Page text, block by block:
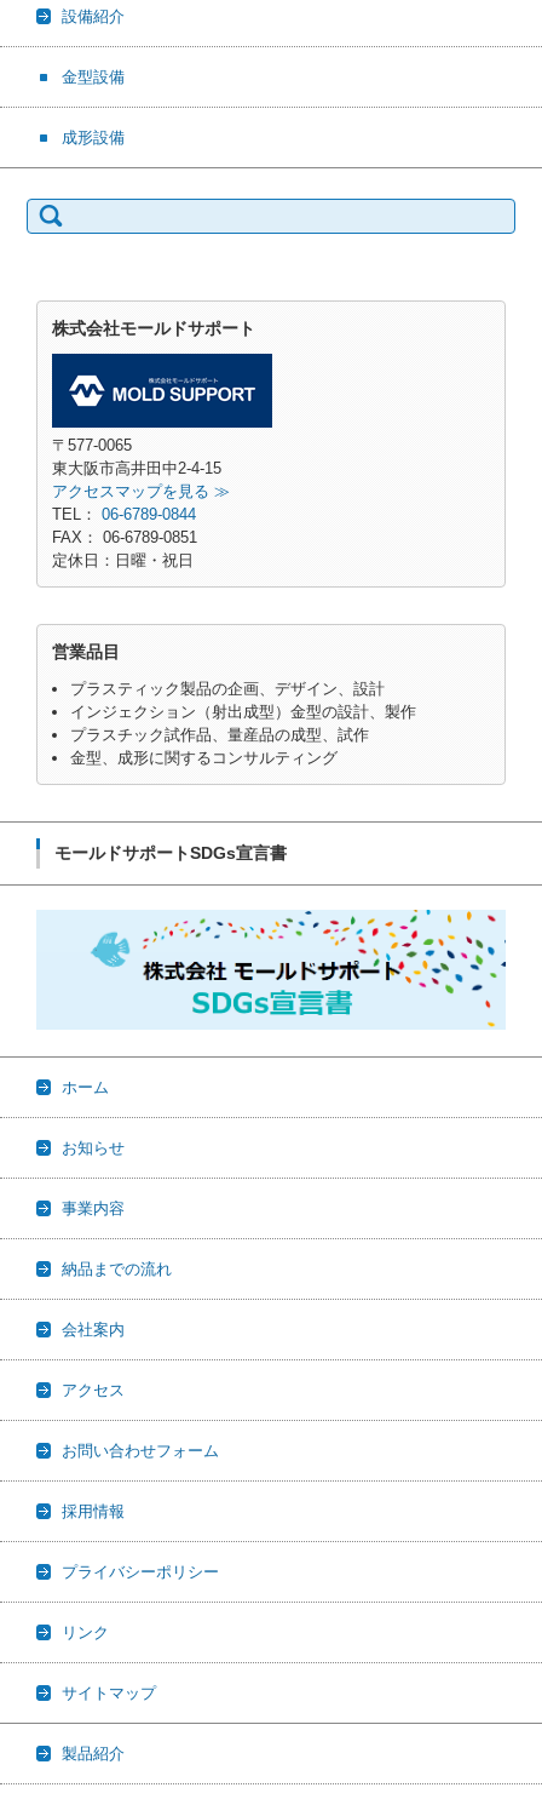
設備紹介
金型設備
成形設備
検索:
株式会社モールドサポート
〒577-0065
東大阪市高井田中2-4-15
アクセスマップを見る ≫
TEL： 06-6789-0844
FAX： 06-6789-0851
定休日：日曜・祝日
営業品目
プラスティック製品の企画、デザイン、設計
インジェクション（射出成型）金型の設計、製作
プラスチック試作品、量産品の成型、試作
金型、成形に関するコンサルティング
モールドサポートSDGs宣言書
ホーム
お知らせ
事業内容
納品までの流れ
会社案内
アクセス
お問い合わせフォーム
採用情報
プライバシーポリシー
リンク
サイトマップ
製品紹介